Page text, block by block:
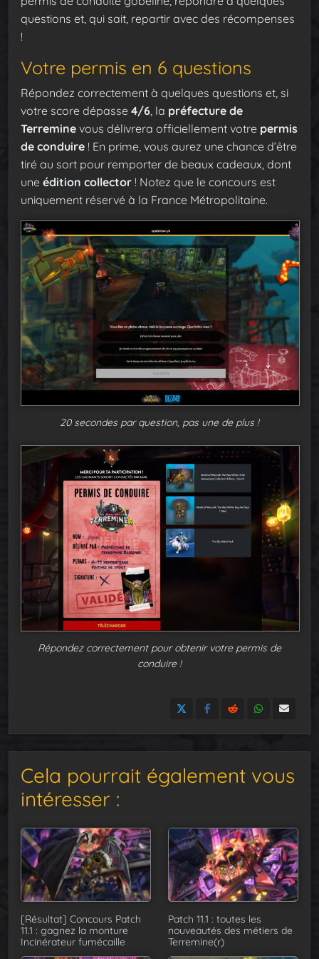
questions et, qui sait, repartir avec des récompenses
!
Votre permis en 6 questions
Répondez correctement à quelques questions et, si
votre score dépasse 4/6 , la préfecture de
Terremine vous délivrera officiellement votre permis
de conduire ! En prime, vous aurez une chance d’être
tiré au sort pour remporter de beaux cadeaux, dont
une édition collector ! Notez que le concours est
uniquement réservé à la France Métropolitaine.
20 secondes par question, pas une de plus !
Répondez correctement pour obtenir votre permis de
conduire !
Cela pourrait également vous
intéresser :
[Résultat] Concours Patch
11.1 : gagnez la monture
Incinérateur fumécaille
Patch 11.1 : toutes les
nouveautés des métiers de
Terremine(r)